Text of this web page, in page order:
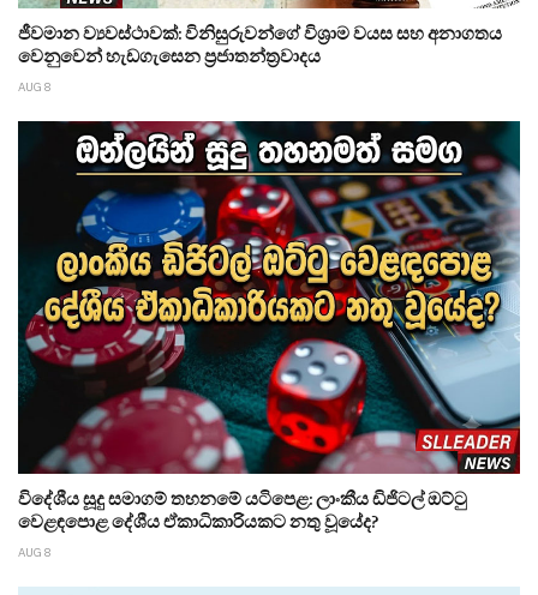
ජීවමාන ව්‍යවස්ථාවක්: විනිසුරුවන්ගේ විශ්‍රාම වයස සහ අනාගතය
වෙනුවෙන් හැඩගැසෙන ප්‍රජාතන්ත්‍රවාදය
AUG 8
විදේශීය සූදු සමාගම් තහනමේ යටිපෙළ: ලාංකීය ඩිජිටල් ඔට්ටු
වෙළඳපොළ දේශීය ඒකාධිකාරියකට නතු වූයේද?
AUG 8